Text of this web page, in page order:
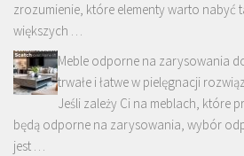
zrozumienie, które elementy warto nabyć
większych …
Meble odporne na zarysowania
trwałe i łatwe w pielęgnacji
Jeśli zależy Ci na meblach, które
będą odporne na zarysowania, wybór
jest …